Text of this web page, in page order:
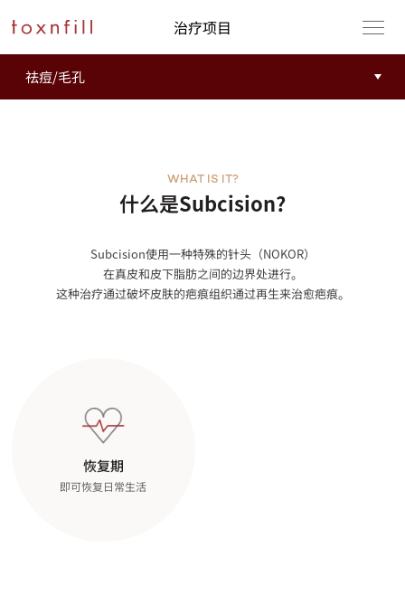
治疗项目
什么是Subcision?
WHAT IS IT?
Subcision使用一种特殊的针头（NOKOR）
在真皮和皮下脂肪之间的边界处进行。
这种治疗通过破坏皮肤的疤痕组织通过再生来治愈疤痕。
恢复期
即可恢复日常生活